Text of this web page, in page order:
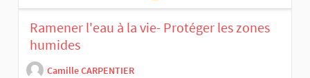
Ramener l'eau à la vie- Protéger les zones
humides
Camille CARPENTIER